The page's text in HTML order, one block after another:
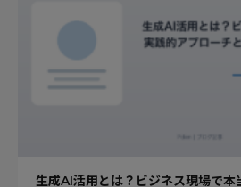
生成AI活用とは？ビジネス現場で本